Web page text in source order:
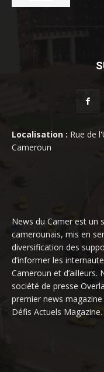
Localisation : Rue de
Cameroun
News du Camer est un
camerounais, mis en
diversification des
d’informer les
Cameroun et
société de presse
premier news
Défis Actuels Magazine.